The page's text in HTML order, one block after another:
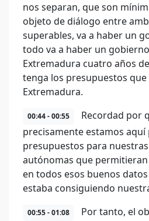
nos separan, que son
objeto de diálogo entre
superables, va a haber un
todo va a haber un
Extremadura cuatro años
tenga los presupuestos que
Extremadura.
00:44 - 00:55
Recordad por
precisamente estamos
presupuestos para
autónomas que
en todos esos buenos
estaba consiguiendo
00:55 - 01:08
Por tanto, el